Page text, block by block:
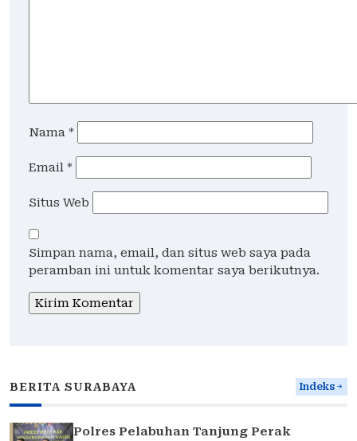
Nama *
Email *
Situs Web
Simpan nama, email, dan situs web saya pada
peramban ini untuk komentar saya berikutnya.
BERITA SURABAYA Indeks
Polres Pelabuhan Tanjung Perak